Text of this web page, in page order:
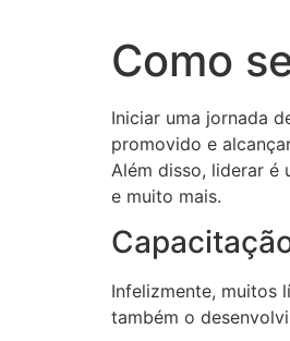
Como
Iniciar uma jornada
promovido e
Além disso, liderar é
e muito mais.
Infelizmente, muitos
também o